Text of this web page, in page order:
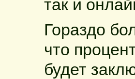
так и
Гораздо
что
будет